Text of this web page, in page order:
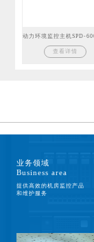
查看详情
业务领域
Business area
提供高效的机房监控产品
和维护服务